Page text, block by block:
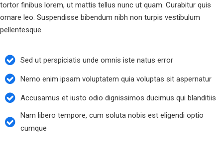
tortor finibus lorem, ut mattis tellus nunc ut quam. Curabitur quis
ornare leo. Suspendisse bibendum nibh non turpis vestibulum
pellentesque.
Sed ut perspiciatis unde omnis iste natus error
Nemo enim ipsam voluptatem quia voluptas sit aspernatur
Accusamus et iusto odio dignissimos ducimus qui blanditiis
Nam libero tempore, cum soluta nobis est eligendi optio
cumque